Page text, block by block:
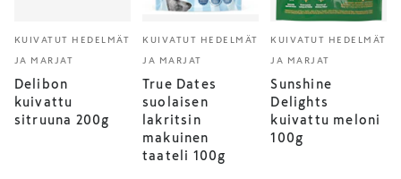
KUIVATUT HEDELMÄT
JA MARJAT
Delibon
kuivattu
sitruuna 200g
KUIVATUT HEDELMÄT
JA MARJAT
True Dates
suolaisen
lakritsin
makuinen
taateli 100g
KUIVATUT HEDELMÄT
JA MARJAT
Sunshine
Delights
kuivattu meloni
100g